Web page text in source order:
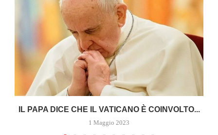
IL PAPA DICE CHE IL VATICANO È COINVOLTO...
1 Maggio 2023